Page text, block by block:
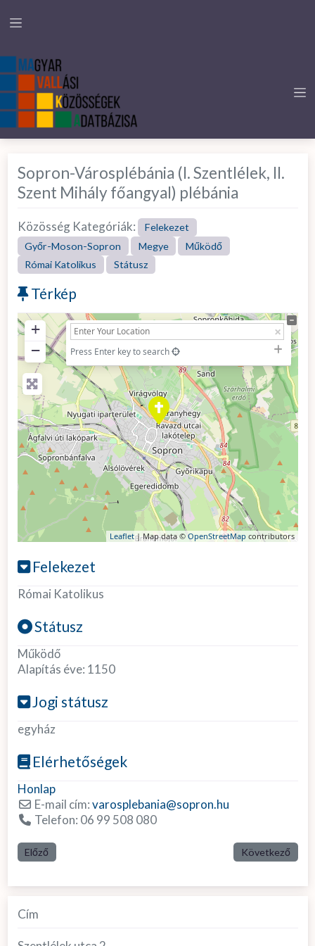
Sopron-Városplébánia (I. Szentlélek, II.
Szent Mihály főangyal) plébánia
Közösség Kategóriák:
Felekezet
Győr-Moson-Sopron
Megye
Működő
Római Katolikus
Státusz
Térkép
+
−
Press Enter key to search
Leaflet| Map data ©OpenStreetMap contributors
Felekezet
Római Katolikus
Státusz
Működő
Alapítás éve: 1150
Jogi státusz
egyház
Elérhetőségek
Honlap
E-mail cím:varosplebania@sopron.hu
Telefon: 06 99 508 080
Előző Következő
Cím